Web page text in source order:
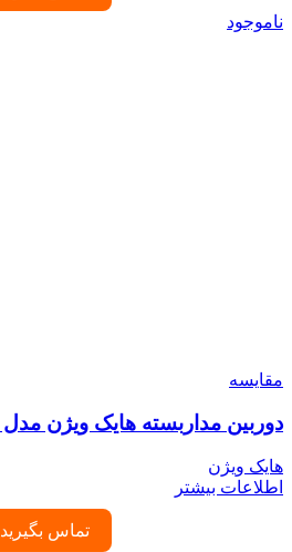
ناموجود
مقایسه
دوربین مداربسته هایک ویژن مدل DS-2CE17D0T-IT3F
هایک ویژن
اطلاعات بیشتر
تماس بگیرید